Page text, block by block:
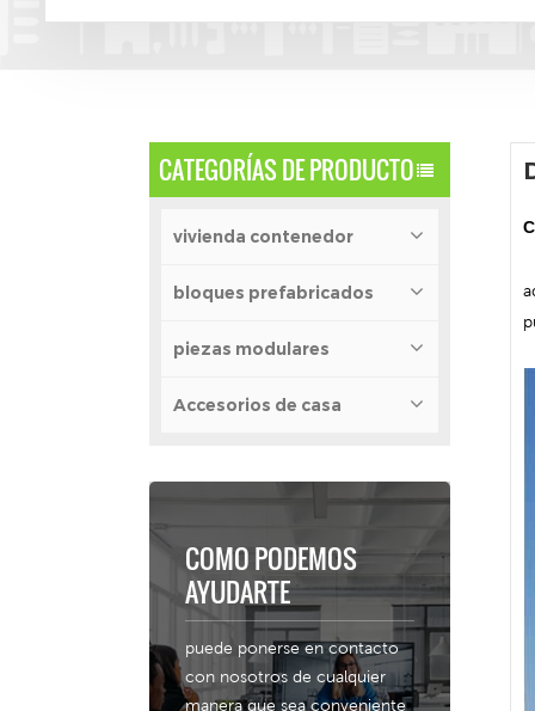
CATEGORÍAS DE PRODUCTO
vivienda contenedor
bloques prefabricados
piezas modulares
Accesorios de casa
COMO PODEMOS
AYUDARTE
puede ponerse en contacto
con nosotros de cualquier
manera que sea conveniente